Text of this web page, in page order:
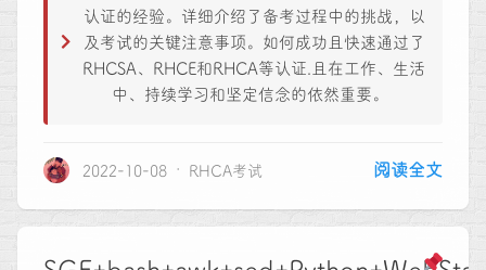
认证的经验。详细介绍了备考过程中的挑战，以
及考试的关键注意事项。如何成功且快速通过了
RHCSA、RHCE和RHCA等认证.且在工作、生活
中、持续学习和坚定信念的依然重要。
2022-10-08 RHCA考试 阅读全文